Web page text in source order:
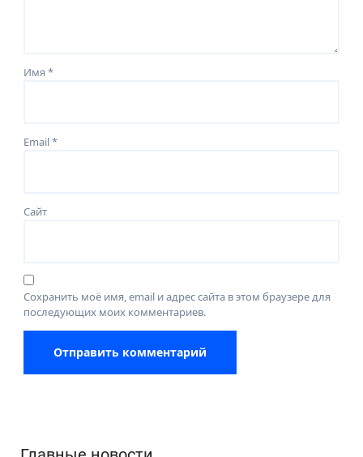
Имя*
Email*
Сайт
Сохранить моё имя, email и адрес сайта в этом браузере для
последующих моих комментариев.